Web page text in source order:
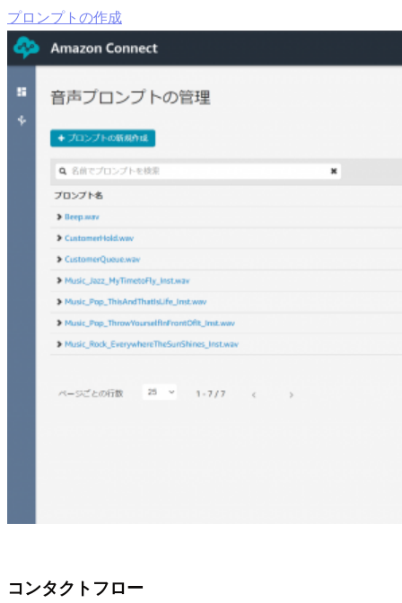
プロンプトの作成
コンタクトフロー